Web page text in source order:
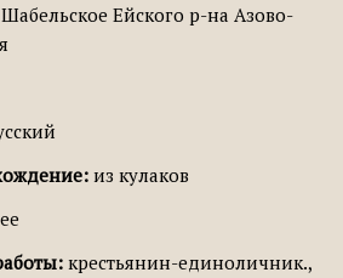
Шабельское Ейского р-на Азово-
из кулаков
крестьянин-единоличник.,